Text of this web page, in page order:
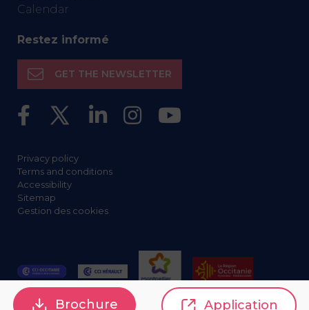
Calendar
Restez informé
GET THE NEWSLETTER
Privacy policy
Terms and conditions
Accessibility
Sitemap
Gestion des cookies
Brochure Application